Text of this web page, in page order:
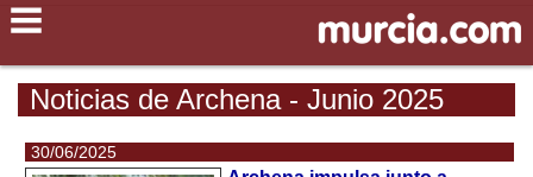
Noticias de Archena - Junio 2025
30/06/2025